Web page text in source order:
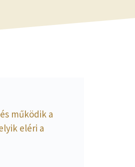
működik a
eléri a